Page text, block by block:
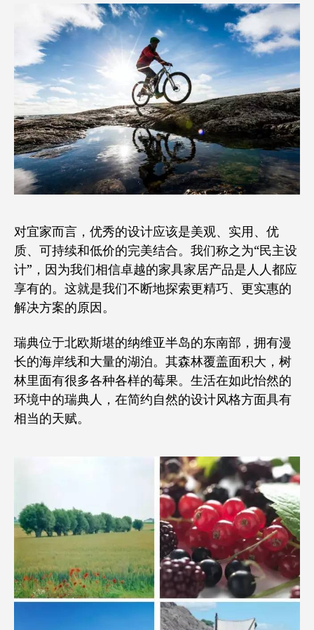
对宜家而言，优秀的设计应该是美观、实用、优
质、可持续和低价的完美结合。我们称之为“民主设
计”，因为我们相信卓越的家具家居产品是人人都应
享有的。这就是我们不断地探索更精巧、更实惠的
解决方案的原因。
瑞典位于北欧斯堪的纳维亚半岛的东南部，拥有漫
长的海岸线和大量的湖泊。其森林覆盖面积大，树
林里面有很多各种各样的莓果。生活在如此怡然的
环境中的瑞典人，在简约自然的设计风格方面具有
相当的天赋。